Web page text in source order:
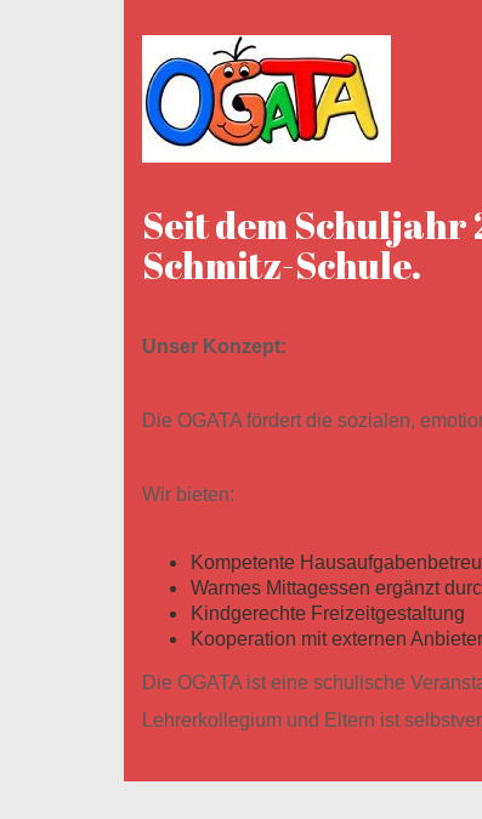
Seit dem Schuljahr
Schmitz-Schule.
Unser Konzept:
Die OGATA fördert die sozialen,
Wir bieten:
Kompetente
Warmes Mittagessen ergänzt
Kindgerechte Freizeitgestaltung
Kooperation mit externen
Die OGATA ist eine schulische
Lehrerkollegium und Eltern ist